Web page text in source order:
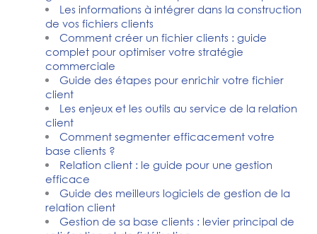
Les informations à intégrer dans la construction
de vos fichiers clients
Comment créer un fichier clients : guide
complet pour optimiser votre stratégie
commerciale
Guide des étapes pour enrichir votre fichier
client
Les enjeux et les outils au service de la relation
client
Comment segmenter efficacement votre
base clients ?
Relation client : le guide pour une gestion
efficace
Guide des meilleurs logiciels de gestion de la
relation client
Gestion de sa base clients : levier principal de